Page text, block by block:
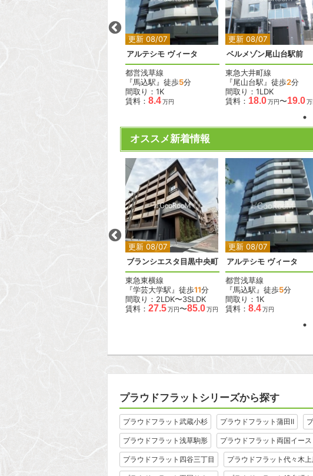
更新 08/07
2
アルテシモ ヴィータ
都営浅草線
『馬込駅』徒歩5分
間取り：1K
賃料： 8.4万円
更新 08/07
2
ベルメゾン尾山台駅前
東急大井町線
『尾山台駅』徒歩2分
間取り：1LDK
賃料： 18.0万円〜19.0
オススメ新着情報
2
更新 08/07
2
ブランシエスタ目黒中央町
東急東横線
『学芸大学駅』徒歩11分
間取り：2LDK〜3SLDK
賃料： 27.5万円〜85.0万円
更新 08/07
2
アルテシモ ヴィータ
都営浅草線
『馬込駅』徒歩5分
間取り：1K
賃料： 8.4万円
プラウドフラットシリーズから探す
プラウドフラット武蔵小杉 プラウドフラット蒲田Ⅱ
プラウドフラット浅草駒形 プラウドフラット両国イース
プラウドフラット四谷三丁目 プラウドフラット代々木